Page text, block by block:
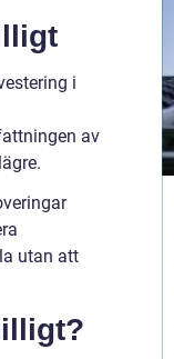
i
av
utan att